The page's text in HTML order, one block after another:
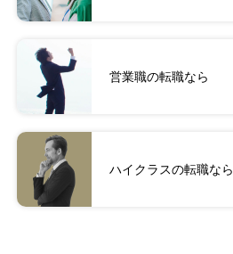
営業職の転職なら
ハイクラスの転職なら